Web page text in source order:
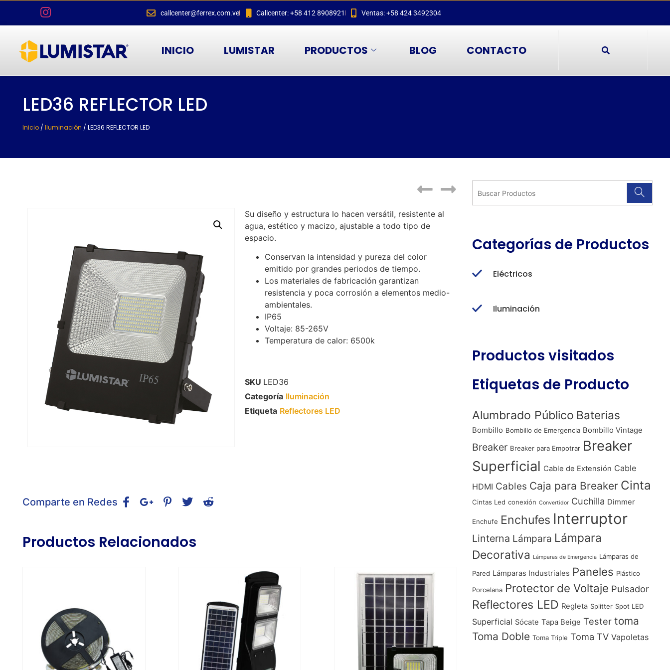
callcenter@ferrex.com.ve Callcenter: +58 412 8908921 Ventas: +58 424 3492304
INICIO LUMISTAR PRODUCTOS BLOG CONTACTO
LED36 REFLECTOR LED
Inicio / Iluminación / LED36 REFLECTOR LED
Su diseño y estructura lo hacen versátil, resistente al
agua, estético y macizo, ajustable a todo tipo de
espacio.
Conservan la intensidad y pureza del color
emitido por grandes periodos de tiempo.
Los materiales de fabricación garantizan
resistencia y poca corrosión a elementos medio-
ambientales.
IP65
Voltaje: 85-265V
Temperatura de calor: 6500k
SKU LED36
Categoría Iluminación
Etiqueta Reflectores LED
Comparte en Redes
Productos Relacionados
Categorías de Productos
Eléctricos
Iluminación
Productos visitados
Etiquetas de Producto
Alumbrado Público Baterias
Bombillo Bombillo de Emergencia Bombillo Vintage
Breaker Breaker para Empotrar Breaker
Superficial Cable de Extensión Cable
HDMI Cables Caja para Breaker Cinta
Cintas Led conexión Convertidor Cuchilla Dimmer
Enchufe Enchufes Interruptor
Linterna Lámpara Lámpara
Decorativa
Lámparas de Emergencia Lámparas de
Pared Lámparas Industriales Paneles Plástico
Porcelana Protector de Voltaje Pulsador
Reflectores LED Regleta Splitter Spot LED
Superficial Sócate Tapa Beige Tester toma
Toma Doble Toma Triple Toma TV Vapoletas